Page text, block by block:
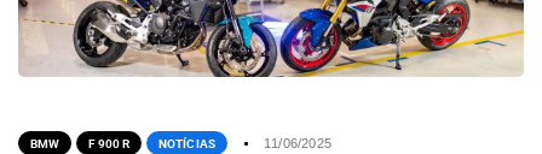
BMW F 900 R NOTÍCIAS 11/06/2025